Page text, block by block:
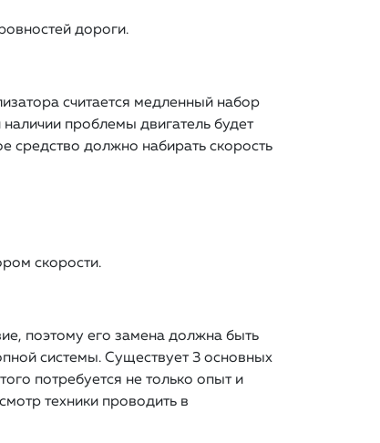
дороги.
считается медленный набор
проблемы двигатель будет
средство должно набирать скорость
скорости.
поэтому его замена должна быть
системы. Существует 3 основных
потребуется не только опыт и
техники проводить в